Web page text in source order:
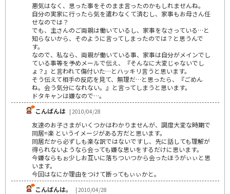
悪気はなく、思った事をそのまま言ったのかもしれませんね。
自分の実家に行ったら気を遣わなくて済むし、家事もお母さん任
せなのでは？
でも、主さんのご両親は働いているし、家事をなさっている…と
知らないから、そのように言ってしまったのでは？と思うんで
す。
なので、私なら、両親が働いている事、家事は自分がメインでし
ている事等を予めメールで伝え、『そんなに大変じゃないでし
ょ？』と言われて傷付いた…とハッキリ言うと思います。
そう伝えて相手の反応を見て、無理だ…と思ったら、『ごめん
ね。会う気分になれない。』と言ってしまうと思います。
ドタキャンは嫌なので…。
こんばんは | 2010/04/28
友達のお子さまがいくつかはわかりませんが、調度大変な時期で
同居=楽 というイメージがある方だと思います。
同居だから必ずしも楽な訳ではないですし、先に話しても理解が
得られないようなら会っても嫌な思いをするだけに思います。
今嫌ならもぉ少しお互いに落ちついつから会ったほうがぃぃと思
います。
今回はなにか理由をつけて断ってもぃぃかと。
こんばんは。
| 2010/04/28